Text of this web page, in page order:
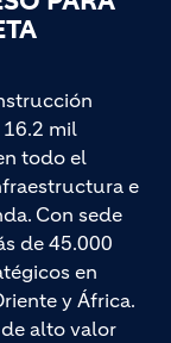
16.2 mil
todo el
e
Con sede
de 45.000
en
y África.
alto valor